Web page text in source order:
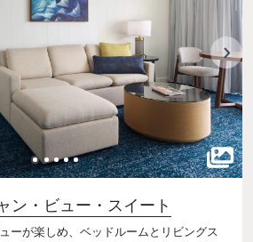
ン・ビュー・スイート
ーが楽しめ、ベッドルームとリビングス